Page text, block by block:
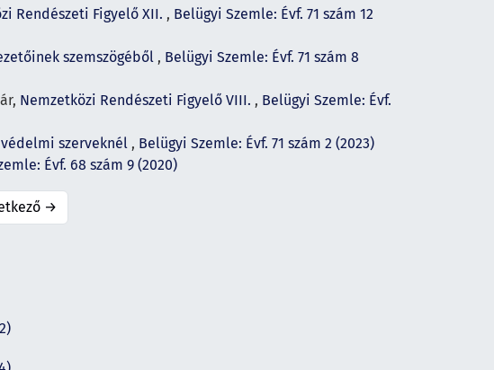
Rendészeti Figyelő XII. , Belügyi Szemle: Évf. 71 szám 12
szemszögéből , Belügyi Szemle: Évf. 71 szám 8
Nemzetközi Rendészeti Figyelő VIII. , Belügyi Szemle: Évf.
szerveknél , Belügyi Szemle: Évf. 71 szám 2 (2023)
Évf. 68 szám 9 (2020)
→